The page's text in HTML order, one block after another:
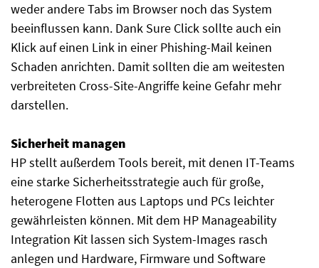
weder andere Tabs im Browser noch das System
beeinflussen kann. Dank Sure Click sollte auch ein
Klick auf einen Link in einer Phishing-Mail keinen
Schaden anrichten. Damit sollten die am weitesten
verbreiteten Cross-Site-Angriffe keine Gefahr mehr
darstellen.
Sicherheit managen
HP stellt außerdem Tools bereit, mit denen IT-Teams
eine starke Sicherheitsstrategie auch für große,
heterogene Flotten aus Laptops und PCs leichter
gewährleisten können. Mit dem HP Manageability
Integration Kit lassen sich System-Images rasch
anlegen und Hardware, Firmware und Software